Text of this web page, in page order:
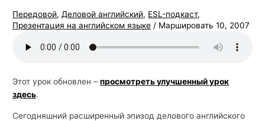
Передовой,Деловой английский, ESL-подкаст,
Презентация на английском языке / Маршировать 10, 2007
Этот урок обновлен –просмотреть улучшенный урок
здесь.
Сегодняшний расширенный эпизод делового английского